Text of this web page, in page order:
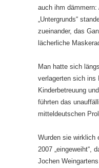
auch ihm dämmern:
„Untergrunds“
zueinander, das
lächerliche
Man hatte sich
verlagerten sich ins
Kinderbetreuung
führten das
mitteldeutschen
Wurden sie wirklich
2007 „eingeweiht“,
Jochen